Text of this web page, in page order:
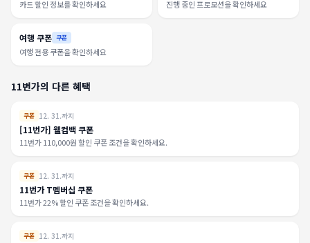
카드 할인 정보를 확인하세요 진행 중인 프로모션을 확인하세요
여행 쿠폰 쿠폰
여행 전용 쿠폰을 확인하세요
11번가의 다른 혜택
쿠폰 12. 31.까지
[11번가] 웰컴백 쿠폰
11번가 110,000원 할인 쿠폰 조건을 확인하세요.
쿠폰 12. 31.까지
11번가 T멤버십 쿠폰
11번가 22% 할인 쿠폰 조건을 확인하세요.
쿠폰 12. 31.까지